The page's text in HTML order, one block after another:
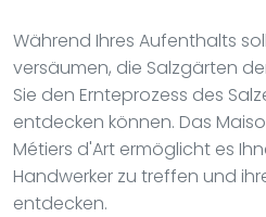
Während Ihres Aufenthalts
versäumen, die Salzgärten
Sie den Ernteprozess des
entdecken können. Das
Métiers d'Art ermöglicht es
Handwerker zu treffen und
entdecken.